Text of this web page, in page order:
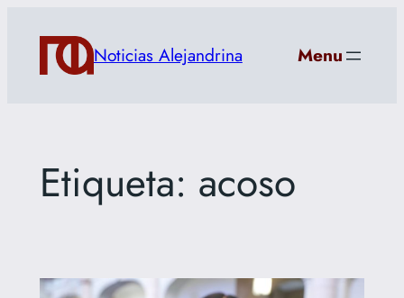
contenido
Noticias Alejandrina Menu
Etiqueta: acoso